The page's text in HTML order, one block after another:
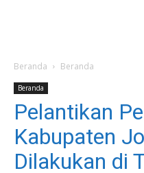
Beranda Beranda
Beranda
Pelantikan
Kabupaten
Dilakukan di